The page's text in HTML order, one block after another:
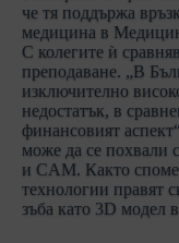
че тя поддържа
медицина в
С колегите ѝ
преподаване. „В
изключително
недостатък, в
финансовият
може да се похвали
и CAM. Както
технологии правят
зъба като 3D модел